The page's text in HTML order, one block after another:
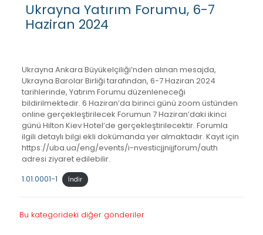
Ukrayna Yatırım Forumu, 6-7
Haziran 2024
Ukrayna Ankara Büyükelçiliği’nden alınan mesajda,
Ukrayna Barolar Birliği tarafından, 6-7 Haziran 2024
tarihlerinde, Yatırım Forumu düzenleneceği
bildirilmektedir. 6 Haziran’da birinci günü zoom üstünden
online gerçekleştirilecek Forumun 7 Haziran’daki ikinci
günü Hilton Kiev Hotel’de gerçekleştirilecektir. Forumla
ilgili detaylı bilgi ekli dokümanda yer almaktadır. Kayıt için
https://uba.ua/eng/events/i-nvesticjjnijjforum/auth
adresi ziyaret edilebilir.
1.01.0001-1
İndir
Bu kategorideki diğer gönderiler